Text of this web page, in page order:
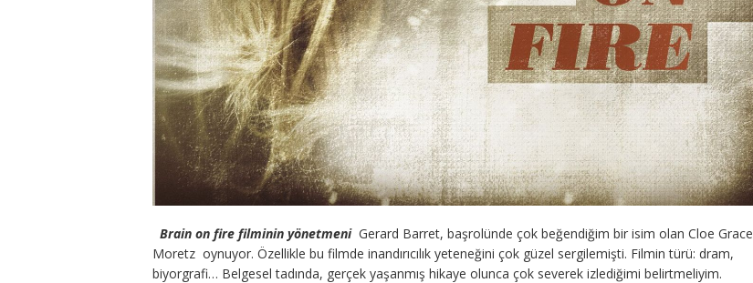
Brain on fire filminin yönetmeni Gerard Barret, başrolünde çok beğendiğim bir isim olan Cloe Grace
Moretz oynuyor. Özellikle bu filmde inandırıcılık yeteneğini çok güzel sergilemişti. Filmin türü: dram,
biyorgrafi… Belgesel tadında, gerçek yaşanmış hikaye olunca çok severek izlediğimi belirtmeliyim.